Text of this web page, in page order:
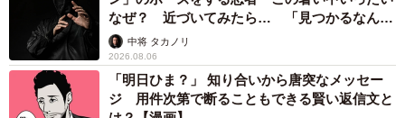
ジ 用件次第で断ることもできる賢い返信文と
は？【漫画】
海川 まこと
2026.08.06
飼い主が食べているヨーグルトをもらえなかっ
た犬さん、爆裂に拗ねた顔がかわいすぎ「鼻息